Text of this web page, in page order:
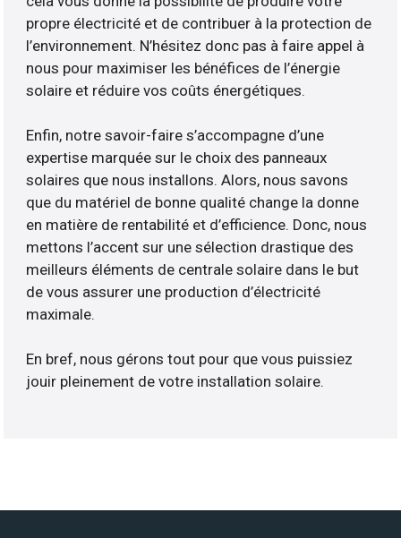
propre électricité et de contribuer à la protection de
l’environnement. N’hésitez donc pas à faire appel à
nous pour maximiser les bénéfices de l’énergie
solaire et réduire vos coûts énergétiques.
Enfin, notre savoir-faire s’accompagne d’une
expertise marquée sur le choix des panneaux
solaires que nous installons. Alors, nous savons
que du matériel de bonne qualité change la donne
en matière de rentabilité et d’efficience. Donc, nous
mettons l’accent sur une sélection drastique des
meilleurs éléments de centrale solaire dans le but
de vous assurer une production d’électricité
maximale.
En bref, nous gérons tout pour que vous puissiez
jouir pleinement de votre installation solaire.